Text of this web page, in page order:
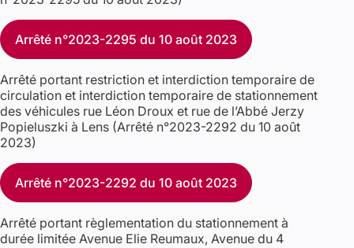
Arrêté n°2023-2295 du 10 août 2023
Arrêté portant restriction et interdiction temporaire de
circulation et interdiction temporaire de stationnement
des véhicules rue Léon Droux et rue de l’Abbé Jerzy
Popieluszki à Lens (Arrêté n°2023-2292 du 10 août
2023)
Arrêté n°2023-2292 du 10 août 2023
Arrêté portant règlementation du stationnement à
durée limitée Avenue Elie Reumaux, Avenue du 4